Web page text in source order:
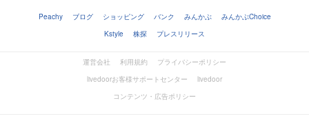
Peachy ブログ ショッピング バンク みんかぶ
みんかぶChoice
Kstyle
株探 プレスリリース
運営会社 利用規約
プライバシーポリシー
livedoorお客様サポートセンター
livedoor
コンテンツ・広告ポリシー